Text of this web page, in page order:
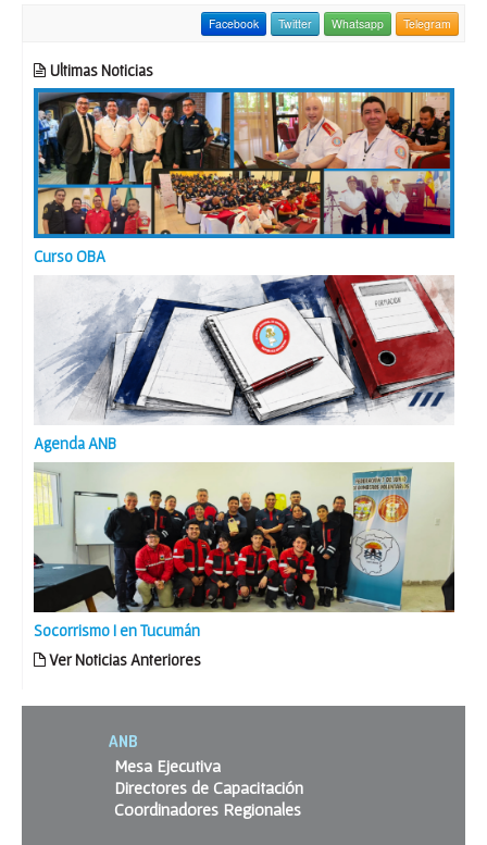
Facebook Twitter Whatsapp Telegram
Ultimas Noticias
Curso OBA
Agenda ANB
Socorrismo I en Tucumán
Ver Noticias Anteriores
ANB
Mesa Ejecutiva
Directores de Capacitación
Coordinadores Regionales